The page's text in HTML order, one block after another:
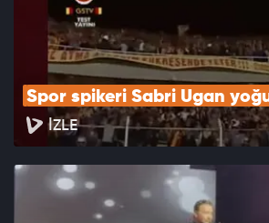
Spor spikeri Sabri Ugan
İZLE